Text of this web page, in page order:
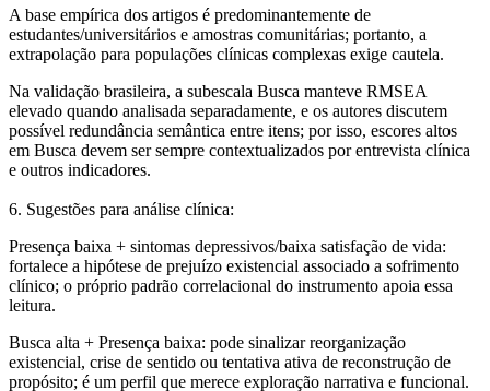
A base empírica dos artigos é predominantemente de
estudantes/universitários e amostras comunitárias; portanto, a
extrapolação para populações clínicas complexas exige cautela.
Na validação brasileira, a subescala Busca manteve RMSEA
elevado quando analisada separadamente, e os autores discutem
possível redundância semântica entre itens; por isso, escores altos
em Busca devem ser sempre contextualizados por entrevista clínica
e outros indicadores.
6. Sugestões para análise clínica:
Presença baixa + sintomas depressivos/baixa satisfação de vida:
fortalece a hipótese de prejuízo existencial associado a sofrimento
clínico; o próprio padrão correlacional do instrumento apoia essa
leitura.
Busca alta + Presença baixa: pode sinalizar reorganização
existencial, crise de sentido ou tentativa ativa de reconstrução de
propósito; é um perfil que merece exploração narrativa e funcional.